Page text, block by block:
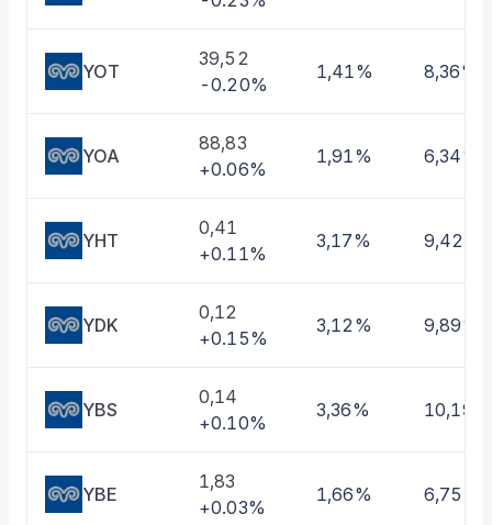
YOT
39,52
-0.20%
1,41% 8,36%
YOA
88,83
+0.06%
1,91% 6,34%
YHT
0,41
+0.11%
3,17% 9,42%
YDK
0,12
+0.15%
3,12% 9,89%
YBS
0,14
+0.10%
3,36% 10,19%
YBE
1,83
+0.03%
1,66% 6,75%